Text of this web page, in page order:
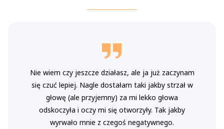
Nie wiem czy jeszcze działasz, ale ja już zaczynam
się czuć lepiej. Nagle dostałam taki jakby strzał w
głowę (ale przyjemny) za mi lekko głowa
odskoczyła i oczy mi się otworzyły. Tak jakby
wyrwało mnie z czegoś negatywnego.